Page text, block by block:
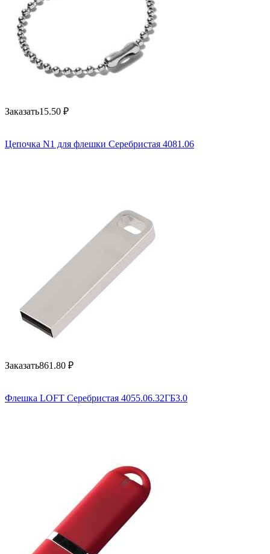
Заказать15.50 ₽
Цепочка N1 для флешки Серебристая 4081.06
Заказать861.80 ₽
Флешка LOFT Серебристая 4055.06.32ГБ3.0